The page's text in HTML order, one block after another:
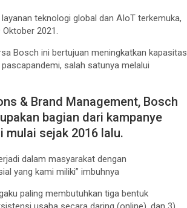
teknologi global dan AIoT terkemuka,
2021.
Bosch ini bertujuan meningkatkan kapasitas
salah satunya melalui
& Brand Management, Bosch
bagian dari kampanye
mulai sejak 2016 lalu.
dalam masyarakat dengan
yang kami miliki” imbuhnya
paling membutuhkan tiga bentuk